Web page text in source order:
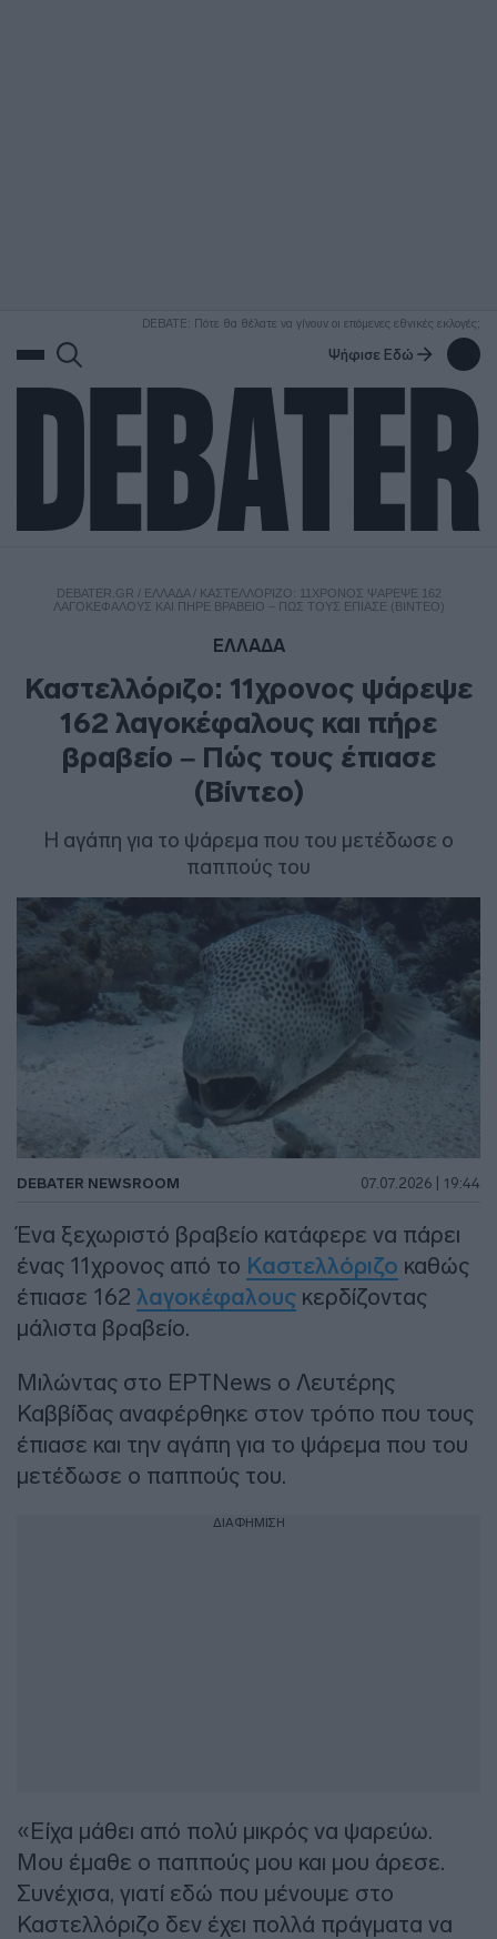
DEBATE: Πότε θα θέλατε να γίνουν οι επόμενες εθνικές εκλογές;
Ψήφισε Εδώ
DEBATER.GR / ΕΛΛΑΔΑ/ ΚΑΣΤΕΛΛΌΡΙΖΟ: 11ΧΡΟΝΟΣ ΨΆΡΕΨΕ 162
ΛΑΓΟΚΈΦΑΛΟΥΣ ΚΑΙ ΠΉΡΕ ΒΡΑΒΕΊΟ – ΠΏΣ ΤΟΥΣ ΈΠΙΑΣΕ (ΒΊΝΤΕΟ)
ΕΛΛΑΔΑ
Καστελλόριζο: 11χρονος ψάρεψε
162 λαγοκέφαλους και πήρε
βραβείο – Πώς τους έπιασε
(Βίντεο)
H αγάπη για το ψάρεμα που του μετέδωσε ο
παππούς του
DEBATER NEWSROOM 07.07.2026 | 19:44
Ένα ξεχωριστό βραβείο κατάφερε να πάρει
ένας 11χρονος από το Καστελλόριζο καθώς
έπιασε 162 λαγοκέφαλους κερδίζοντας
μάλιστα βραβείο.
Μιλώντας στο ΕΡΤNews ο Λευτέρης
Καββίδας αναφέρθηκε στον τρόπο που τους
έπιασε και την αγάπη για το ψάρεμα που του
μετέδωσε ο παππούς του.
ΔΙΑΦΗΜΙΣΗ
«Είχα μάθει από πολύ μικρός να ψαρεύω.
Μου έμαθε ο παππούς μου και μου άρεσε.
Συνέχισα, γιατί εδώ που μένουμε στο
Καστελλόριζο δεν έχει πολλά πράγματα να